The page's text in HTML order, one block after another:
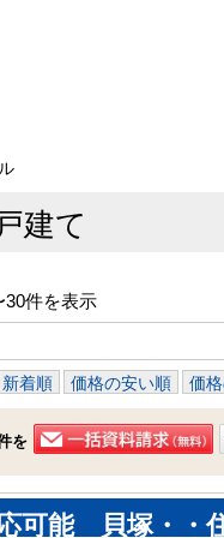
建て
件を表示
新着順 価格の安い順 価
を
可能 貝塚・・